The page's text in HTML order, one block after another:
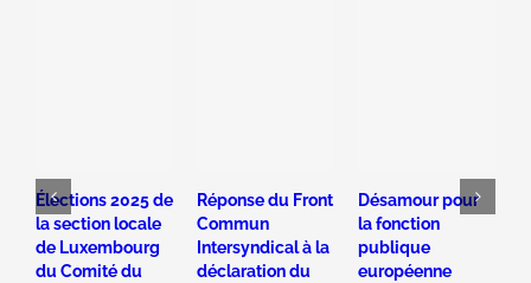
Élections 2025 de
la section locale
de Luxembourg
du Comité du
Réponse du Front
Commun
Intersyndical à la
déclaration du
Désamour pour
la fonction
publique
européenne